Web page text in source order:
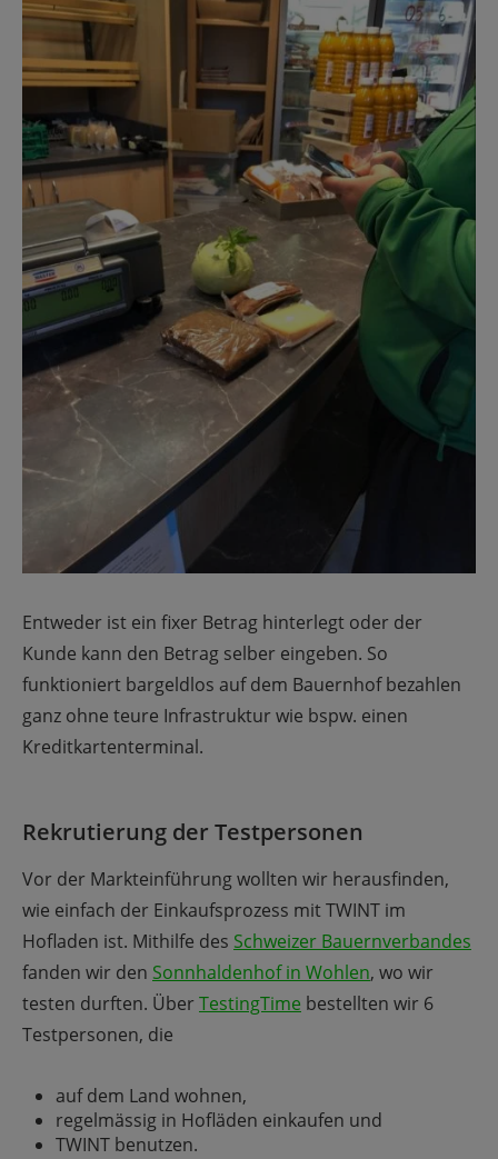
Entweder ist ein fixer Betrag hinterlegt oder der
Kunde kann den Betrag selber eingeben. So
funktioniert bargeldlos auf dem Bauernhof bezahlen
ganz ohne teure Infrastruktur wie bspw. einen
Kreditkartenterminal.
Rekrutierung der Testpersonen
Vor der Markteinführung wollten wir herausfinden,
wie einfach der Einkaufsprozess mit TWINT im
Hofladen ist. Mithilfe des Schweizer Bauernverbandes
fanden wir den Sonnhaldenhof in Wohlen, wo wir
testen durften. Über TestingTime bestellten wir 6
Testpersonen, die
auf dem Land wohnen,
regelmässig in Hofläden einkaufen und
TWINT benutzen.